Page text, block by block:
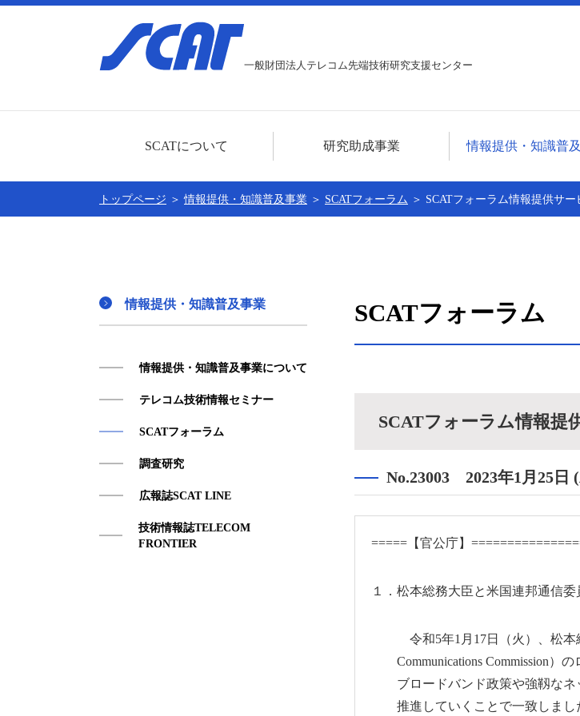
一般財団法人テレコム先端技術研究支援センター
SCATについて 研究助成事業 情報提供・知識普
広報誌SCAT LINE
トップページ ＞情報提供・知識普及事業 ＞ SCATフォーラム ＞ SCATフォーラム情報提供サー
情報提供・知識普及事業
情報提供・知識普及事業について
テレコム技術情報セミナー
SCATフォーラム
調査研究
広報誌SCAT LINE
技術情報誌TELECOM
FRONTIER
SCATフォーラム
SCATフォーラム情報提
No.23003 2023年1月25日
=====【官公庁】
１．松本総務大臣と米国連邦通信
令和5年1月17日（火）、松本総
Communications Commission）の
ブロードバンド政策や強靱なネ
推進していくことで一致しまし